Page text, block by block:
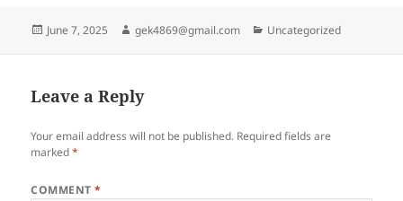
Posted
June 7, 2025 Author
gek4869@gmail.com Categories
Uncategorized
Leave a Reply
Your email address will not be published. Required fields are
marked*
COMMENT*